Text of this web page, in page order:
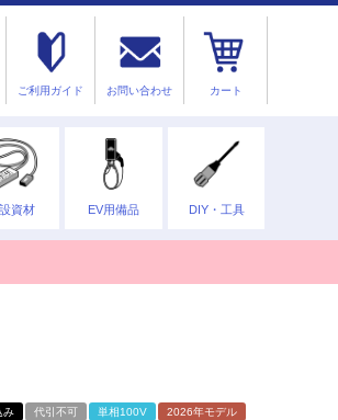
ご利用ガイド お問い合わせ カート
資材 EV用備品 DIY・工具
み 代引不可 単相100V 2026年モデル